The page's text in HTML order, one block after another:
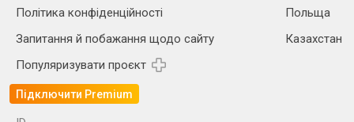
Політика конфіденційності
Запитання й побажання щодо сайту
Популяризувати проєкт
Підключити Premium
Польща
Казахстан